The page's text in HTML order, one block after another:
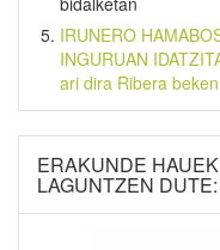
IRUNERO
INGURUAN
ari dira Ribera
ERAKUNDE
LAGUNTZEN DUTE: